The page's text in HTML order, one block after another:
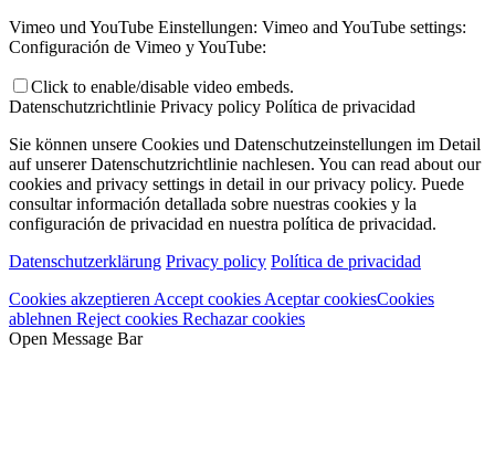
Vimeo und YouTube Einstellungen: Vimeo and YouTube settings:
Configuración de Vimeo y YouTube:
Click to enable/disable video embeds.
Datenschutzrichtlinie Privacy policy Política de privacidad
Sie können unsere Cookies und Datenschutzeinstellungen im Detail
auf unserer Datenschutzrichtlinie nachlesen. You can read about our
cookies and privacy settings in detail in our privacy policy. Puede
consultar información detallada sobre nuestras cookies y la
configuración de privacidad en nuestra política de privacidad.
Datenschutzerklärung Privacy policy Política de privacidad
Cookies akzeptieren Accept cookies Aceptar cookiesCookies
ablehnen Reject cookies Rechazar cookies
Open Message Bar